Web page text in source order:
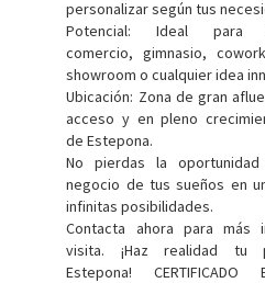
personalizar según tus
Potencial: Ideal para
comercio, gimnasio,
showroom o cualquier idea
Ubicación: Zona de gran
acceso y en pleno
de Estepona.
No pierdas la
negocio de tus sueños en
infinitas posibilidades.
Contacta ahora para más
visita. ¡Haz realidad tu
Estepona! CERTIFICADO